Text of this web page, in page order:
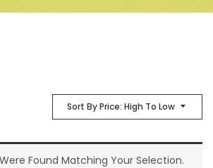
Sort By Price: High To Low
Found Matching Your Selection.